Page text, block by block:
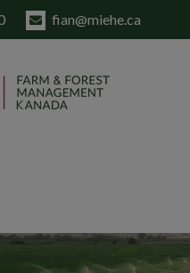
fian@miehe.ca